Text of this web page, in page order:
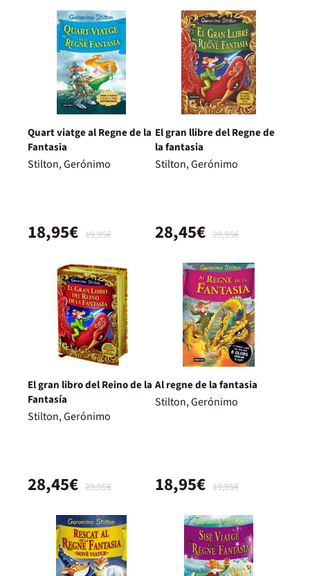
Quart viatge al Regne de la
Fantasia
Stilton, Gerónimo
19,95€
18,95€
El gran llibre del Regne de
la fantasia
Stilton, Gerónimo
29,95€
28,45€
El gran libro del Reino de la
Fantasía
Stilton, Gerónimo
29,95€
28,45€
Al regne de la fantasia
Stilton, Gerónimo
19,95€
18,95€